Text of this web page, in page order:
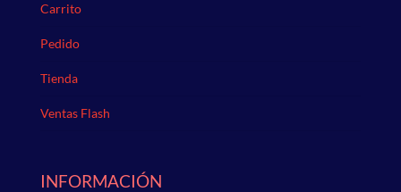
Carrito
Pedido
Tienda
Ventas Flash
INFORMACIÓN